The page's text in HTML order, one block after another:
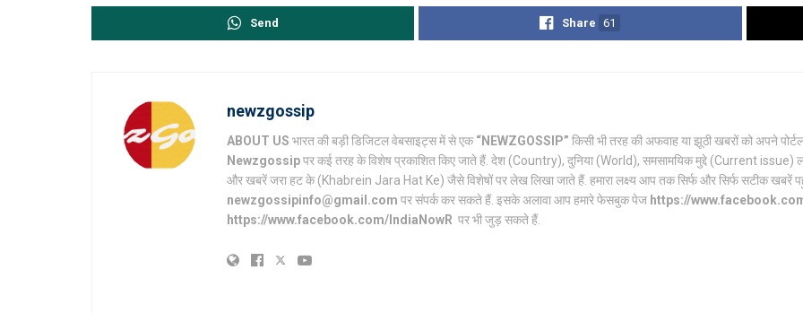
Send Share 61
newzgossip
ABOUT US भारत की बड़ी डिजिटल वेबसाइट्स में से एक“NEWZGOSSIP” किसी भी तरह की अफवाह या झूठी खबरों को अपने
Newzgossipपर कई तरह के विशेष प्रकाशित किए जाते हैं. देश (Country), दुनिया (World), समसामयिक मुद्दे (Current
और खबरें जरा हट के (Khabrein Jara Hat Ke) जैसे विशेषों पर लेख लिखा जाते हैं. हमारा लक्ष्य आप तक सिर्फ और सिर्फ सटीक खबरें
newzgossipinfo@gmail.com पर संपर्क कर सकते हैं. इसके अलावा आप हमारे फेसबुक पेज https://
https://www.facebook.com/IndiaNowR पर भी जुड़ सकते हैं.